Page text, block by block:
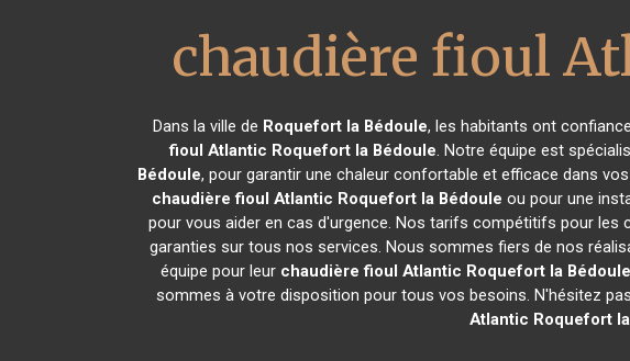
chaudière fioul
Dans la ville de Roquefort la Bédoule, les habitants ont
fioul Atlantic Roquefort la Bédoule. Notre équipe est
Bédoule, pour garantir une chaleur confortable et efficace dans
chaudière fioul Atlantic Roquefort la Bédoule ou pour une
pour vous aider en cas d'urgence. Nos tarifs compétitifs pour les
garanties sur tous nos services. Nous sommes fiers de nos
équipe pour leur chaudière fioul Atlantic Roquefort la Bédoule
sommes à votre disposition pour tous vos besoins. N'hésitez
Atlantic Roquefort